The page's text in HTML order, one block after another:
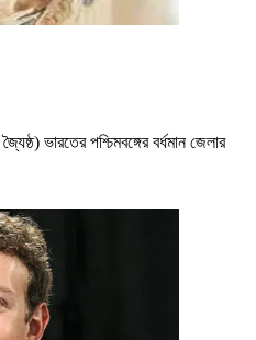
ভারতের পশ্চিমবঙ্গের বর্ধমান জেলার